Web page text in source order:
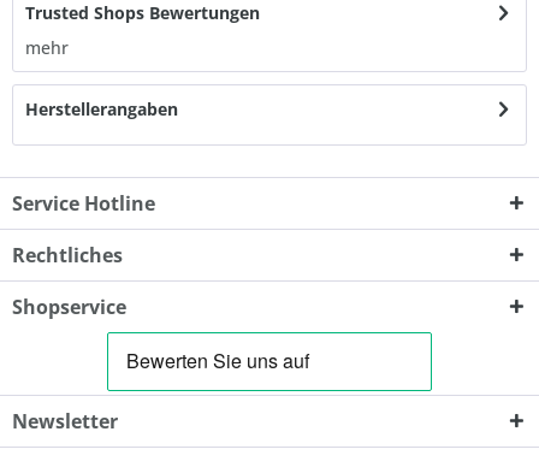
Trusted Shops Bewertungen
mehr
Herstellerangaben
Service Hotline
Rechtliches
Shopservice
Newsletter